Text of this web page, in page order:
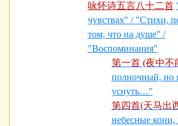
咏怀诗五言八十二首
чувствах" / "Стихи,
том, что на душе" /
"Воспоминания"
第一首 (夜中不
полночный, но
уснуть…"
第四首(天马出
небесные кони,